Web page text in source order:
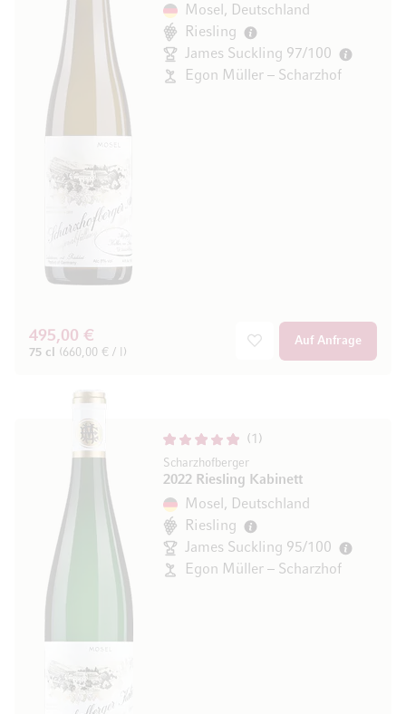
Mosel, Deutschland
Riesling
James Suckling 97/100
Egon Müller – Scharzhof
495,00 €
75 cl (660,00 € / l)
Auf Anfrage
1
Scharzhofberger
2022 Riesling Kabinett
Mosel, Deutschland
Riesling
James Suckling 95/100
Egon Müller – Scharzhof